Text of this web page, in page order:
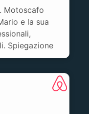
Motoscafo
e la sua
Spiegazione
e